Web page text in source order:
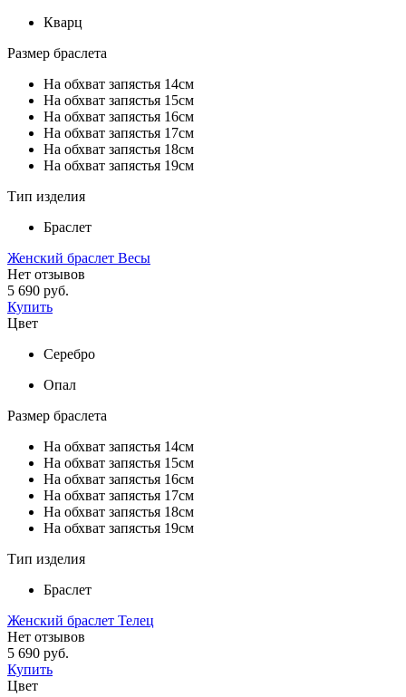
Кварц
Размер браслета
На обхват запястья 14см
На обхват запястья 15см
На обхват запястья 16см
На обхват запястья 17см
На обхват запястья 18см
На обхват запястья 19см
Тип изделия
Браслет
Женский браслет Весы
Нет отзывов
5 690 руб.
Купить
Цвет
Серебро
Опал
Размер браслета
На обхват запястья 14см
На обхват запястья 15см
На обхват запястья 16см
На обхват запястья 17см
На обхват запястья 18см
На обхват запястья 19см
Тип изделия
Браслет
Женский браслет Телец
Нет отзывов
5 690 руб.
Купить
Цвет